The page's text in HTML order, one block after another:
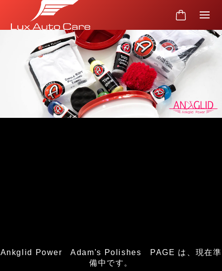
Ankglid Power Adam's Polishes PAGE は、現在準
備中です。